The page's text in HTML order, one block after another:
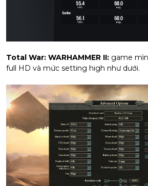
Total War: WARHAMMER II: game
full HD và mức setting high như dưới.